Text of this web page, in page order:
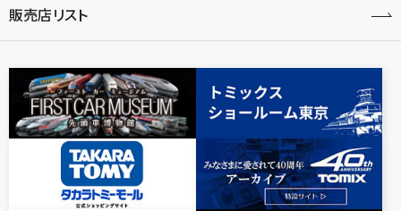
販売店リスト